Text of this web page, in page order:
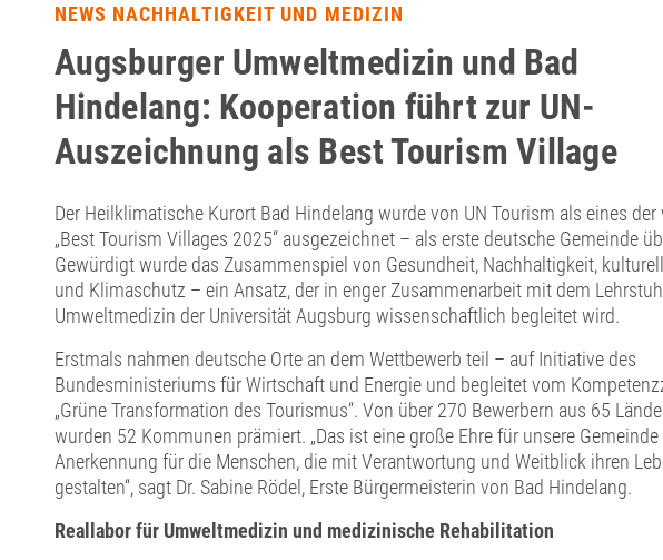
NEWS NACHHALTIGKEIT UND MEDIZIN
Augsburger Umweltmedizin und Bad
Hindelang: Kooperation führt zur UN-
Auszeichnung als Best Tourism Village
Der Heilklimatische Kurort Bad Hindelang wurde von UN Tourism als eines
„Best Tourism Villages 2025“ ausgezeichnet – als erste deutsche Gemeinde
Gewürdigt wurde das Zusammenspiel von Gesundheit, Nachhaltigkeit,
und Klimaschutz – ein Ansatz, der in enger Zusammenarbeit mit dem
Umweltmedizin der Universität Augsburg wissenschaftlich begleitet wird.
Erstmals nahmen deutsche Orte an dem Wettbewerb teil – auf Initiative des
Bundesministeriums für Wirtschaft und Energie und begleitet vom
„Grüne Transformation des Tourismus“. Von über 270 Bewerbern aus 65
wurden 52 Kommunen prämiert. „Das ist eine große Ehre für unsere
Anerkennung für die Menschen, die mit Verantwortung und Weitblick ihren
gestalten“, sagt Dr. Sabine Rödel, Erste Bürgermeisterin von Bad Hindelang.
Reallabor für Umweltmedizin und medizinische Rehabilitation